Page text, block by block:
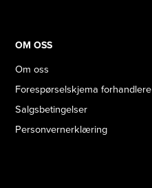
OM OSS
Om oss
Forespørselskjema forhandlere
Salgsbetingelser
Personvernerklæring